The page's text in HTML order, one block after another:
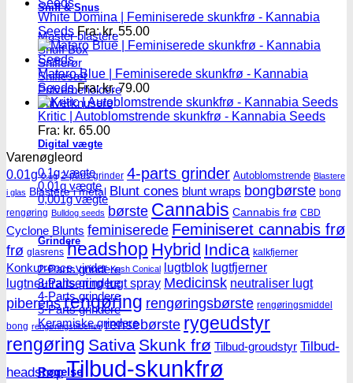
Sniff & Snus
Master blastere
Snuff Box
Snifferør
Sniffesæt
Pulverbeholdere
Pulverknusere
Digital vægte
0,1g vægte
0,01g vægte
0,001g vægte
Grindere
2-Parts grindere
3-Parts grindere
4-Parts grindere
5-Parts grindere
Keramiske grindere
Røgelse
White Domina | Feminiserede skunkfrø - Kannabia
Seeds Fra:kr.55.00
Mataro Blue | Feminiserede skunkfrø - Kannabia
Seeds Fra:kr.79.00
Kritic | Autoblomstrende skunkfrø - Kannabia Seeds
Fra: kr. 65.00
Varenøgleord
0.01g 0.1g 2-parts grinder 4-parts grinder Autoblomstrende Blastere
i glas Blastere i metal Blunt cones blunt wraps bongbørste bong
rengøring Bulldog seeds børste Cannabis Cannabis frø CBD
Cyclone Blunts feminiserede Feminiseret cannabis frø
frø glasrens headshop Hybrid Indica kalkfjerner
Konkurrence vinder Kush Conical lugtblok lugtfjerner
lugtneutralisering lugt spray Medicinsk neutraliser lugt
piberens rengøring rengøringsbørste rengøringsmiddel
bong rengøringstilbehør rensebørste rygeudstyr
rengøring Sativa Skunk frø Tilbud-groudstyr Tilbud-
headshop Tilbud-skunkfrø